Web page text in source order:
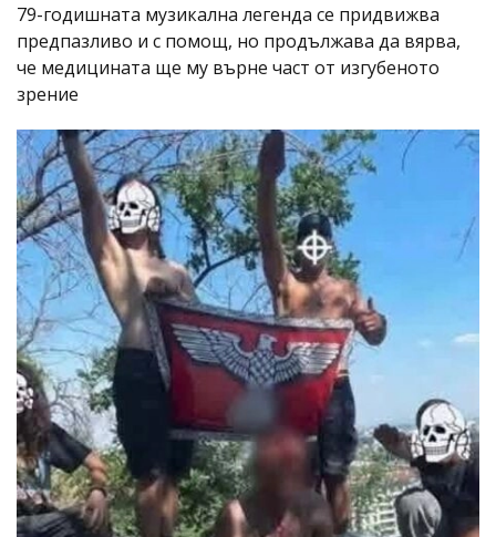
79-годишната музикална легенда се придвижва
предпазливо и с помощ, но продължава да вярва,
че медицината ще му върне част от изгубеното
зрение